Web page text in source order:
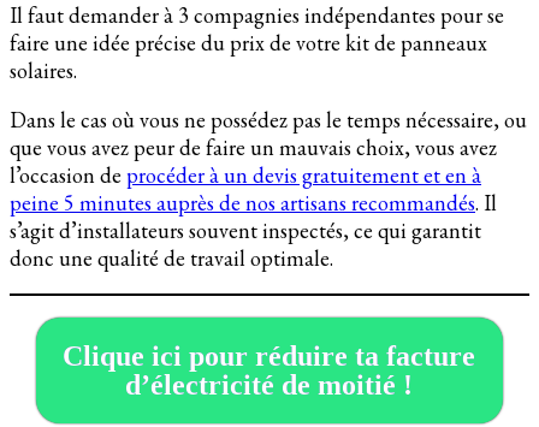
Il faut demander à 3 compagnies indépendantes pour se
faire une idée précise du prix de votre kit de panneaux
solaires.
Dans le cas où vous ne possédez pas le temps nécessaire, ou
que vous avez peur de faire un mauvais choix, vous avez
l’occasion de procéder à un devis gratuitement et en à
peine 5 minutes auprès de nos artisans recommandés. Il
s’agit d’installateurs souvent inspectés, ce qui garantit
donc une qualité de travail optimale.
Clique ici pour réduire ta facture
d’électricité de moitié !